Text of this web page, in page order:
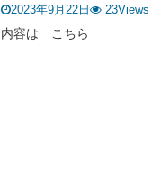
2023年9月22日 23Views
内容は こちら